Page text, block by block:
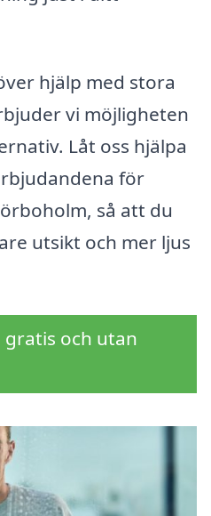
hjälp med stora
vi möjligheten
Låt oss hjälpa
för
så att du
utsikt och mer ljus
gratis och utan